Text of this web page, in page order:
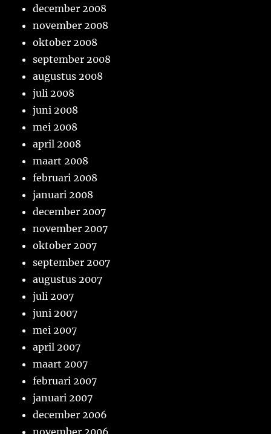
december 2008
november 2008
oktober 2008
september 2008
augustus 2008
juli 2008
juni 2008
mei 2008
april 2008
maart 2008
februari 2008
januari 2008
december 2007
november 2007
oktober 2007
september 2007
augustus 2007
juli 2007
juni 2007
mei 2007
april 2007
maart 2007
februari 2007
januari 2007
december 2006